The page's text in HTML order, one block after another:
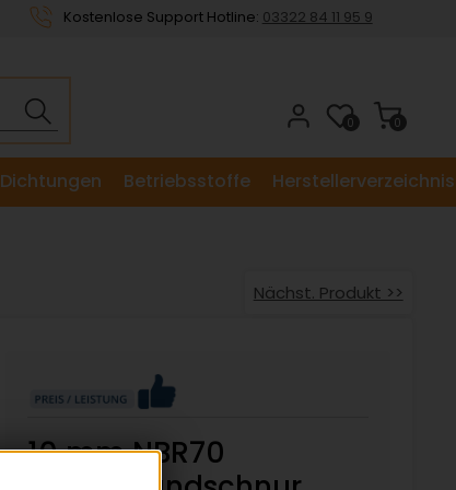
Kostenlose Support Hotline: 03322 84 11 95 9
0
0
Dichtungen Betriebsstoffe Herstellerverzeichnis
Nächst. Produkt >>
10 mm NBR70